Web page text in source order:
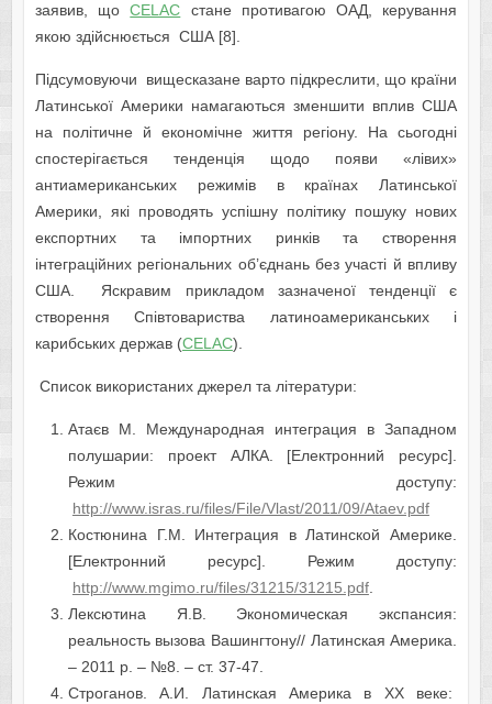
заявив, щоCELAC стане противагою ОАД, керування
якою здійснюється США [8].
Підсумовуючи вищесказане варто підкреслити, що країни
Латинської Америки намагаються зменшити вплив США
на політичне й економічне життя регіону. На сьогодні
спостерігається тенденція щодо появи «лівих»
антиамериканських режимів в країнах Латинської
Америки, які проводять успішну політику пошуку нових
експортних та імпортних ринків та створення
інтеграційних регіональних об’єднань без участі й впливу
США. Яскравим прикладом зазначеної тенденції є
створення Співтовариства латиноамериканських і
карибських держав (CELAC).
Список використаних джерел та літератури:
Атаєв М. Международная интеграция в Западном
полушарии: проект АЛКА. [Електронний ресурс].
Режим доступу:
http://www.isras.ru/files/File/Vlast/2011/09/Ataev.pdf
Костюнина Г.М. Интеграция в Латинской Америке.
[Електронний ресурс]. Режим доступу:
http://www.mgimo.ru/files/31215/31215.pdf.
Лексютина Я.В. Экономическая экспансия:
реальность вызова Вашингтону// Латинская Америка.
– 2011 р. – №8. – ст. 37-47.
Строганов. А.И. Латинская Америка в XX веке: